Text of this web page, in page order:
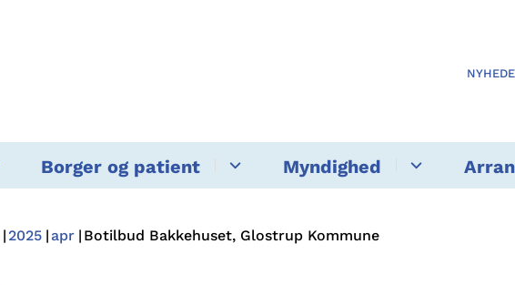
Borger og patient Myndighed
2025 apr Botilbud Bakkehuset, Glostrup Kommune